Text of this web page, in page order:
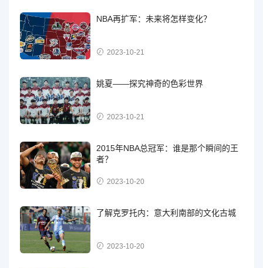
NBA再扩军：未来将怎样变化？
2023-10-21
姚夏——探究神奇的色彩世界
2023-10-21
2015年NBA总冠军：谁是那个瞬间的王
者？
2023-10-20
了解克罗托内：意大利南部的文化古城
2023-10-20